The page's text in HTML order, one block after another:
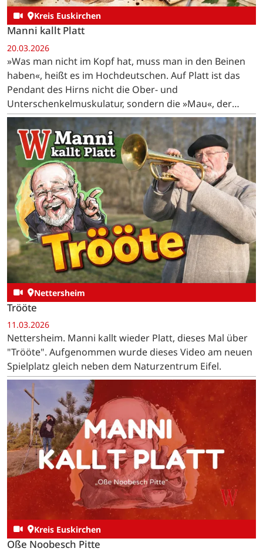
Kreis Euskirchen
Manni kallt Platt
20.03.2026
»Was man nicht im Kopf hat, muss man in den Beinen
haben«, heißt es im Hochdeutschen. Auf Platt ist das
Pendant des Hirns nicht die Ober- und
Unterschenkelmuskulatur, sondern die »Mau«, der
lateinisch »Musculus biceps brachii« genannte…
Nettersheim
Trööte
11.03.2026
Nettersheim. Manni kallt wieder Platt, dieses Mal über
"Trööte". Aufgenommen wurde dieses Video am neuen
Spielplatz gleich neben dem Naturzentrum Eifel.
Kreis Euskirchen
Oße Noobesch Pitte